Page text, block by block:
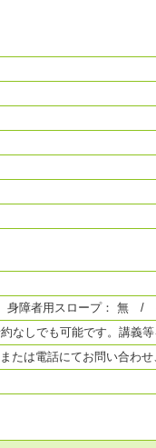
障者用スロープ： 無 /
なしでも可能です。講義
たは電話にてお問い合わ